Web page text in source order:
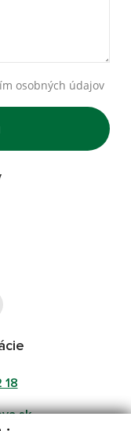
osobných údajov
18